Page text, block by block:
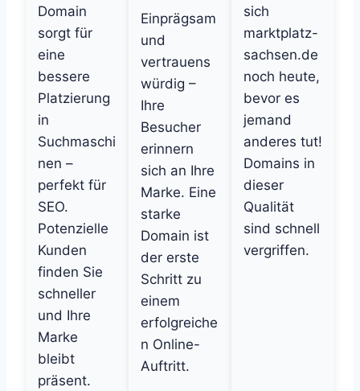
Domain
sorgt für
eine
bessere
Platzierung
in
Suchmaschi
nen –
perfekt für
SEO.
Potenzielle
Kunden
finden Sie
schneller
und Ihre
Marke
bleibt
präsent.
Einprägsam
und
vertrauens
würdig –
Ihre
Besucher
erinnern
sich an Ihre
Marke. Eine
starke
Domain ist
der erste
Schritt zu
einem
erfolgreiche
n Online-
Auftritt.
sich
marktplatz-
sachsen.de
noch heute,
bevor es
jemand
anderes tut!
Domains in
dieser
Qualität
sind schnell
vergriffen.